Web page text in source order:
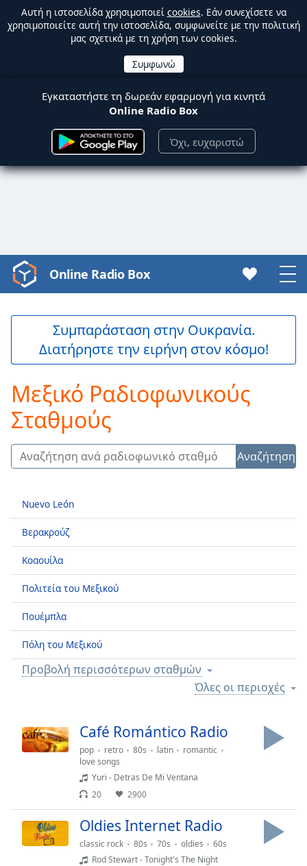
Αυτή η ιστοσελίδα χρησιμοποιεί cookies. Εάν συνεχίσετε να
χρησιμοποιείτε αυτή την ιστοσελίδα, συμφωνείτε με την πολιτική
μας σχετικά με τη χρήση των cookies.
Εγκαταστήστε τη δωρεάν εφαρμογή για κινητά
Online Radio Box
Όχι, ευχαριστώ
Video
Player
Play
Backward
Forward
Current
Time0:00
Loaded:
Stream
TypeLIVE
currently
behind
LIVE
Remaining
Time-
Chapters
descriptions
off,
selected
Online Radio Box
Συμπαράσταση στην Ουκρανία.
Διατήρηστε την ειρήνη στον κόσμο!
Μεξικό Ραδιοφωνικούς
Σταθμούς
Αναζήτηση
Nuevo León
Βερακρούζ
Κοαουίλα
Πολιτεία του Μεξικού
Πουέμπλα
Πόλη του Μεξικού
Προβολή περισσότερων σταθμών
Όλες οι περιοχές
Café Romántico Radio
pop retro 80s latin
romantic
love songs
Yuri - Detras De Mi Ventana
20
2900
Oldies Internet Radio
classic rock 80s 70s oldies
60s
Rod Stewart - Tonight's The Night